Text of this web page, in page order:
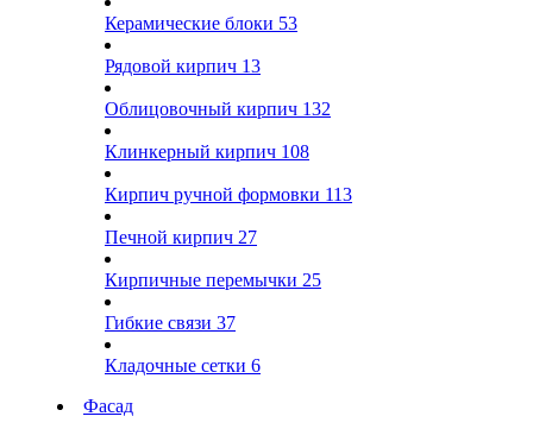
Керамические блоки 53
Рядовой кирпич 13
Облицовочный кирпич 132
Клинкерный кирпич 108
Кирпич ручной формовки 113
Печной кирпич 27
Кирпичные перемычки 25
Гибкие связи 37
Кладочные сетки 6
Фасад